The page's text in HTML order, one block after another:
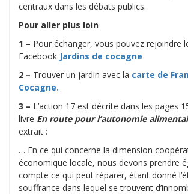
centraux dans les débats publics.
Pour aller plus loin
1 – Pour échanger, vous pouvez rejoindre
Facebook Jardins de cocagne
2 – Trouver un jardin avec la carte de
Cocagne.
3 – L’action 17 est décrite dans les pages
livre En route pour l’autonomie
extrait :
… En ce qui concerne la dimension
économique locale, nous devons prendre
compte ce qui peut réparer, étant donné
souffrance dans lequel se trouvent